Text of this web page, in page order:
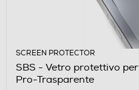
SCREEN PROTECTOR
SBS - Vetro protettivo per iPhone 17/17 Pro/16
Pro-Trasparente